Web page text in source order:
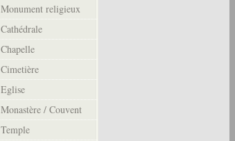
Monument religieux
Cathédrale
Chapelle
Cimetière
Eglise
Monastère / Couvent
Temple